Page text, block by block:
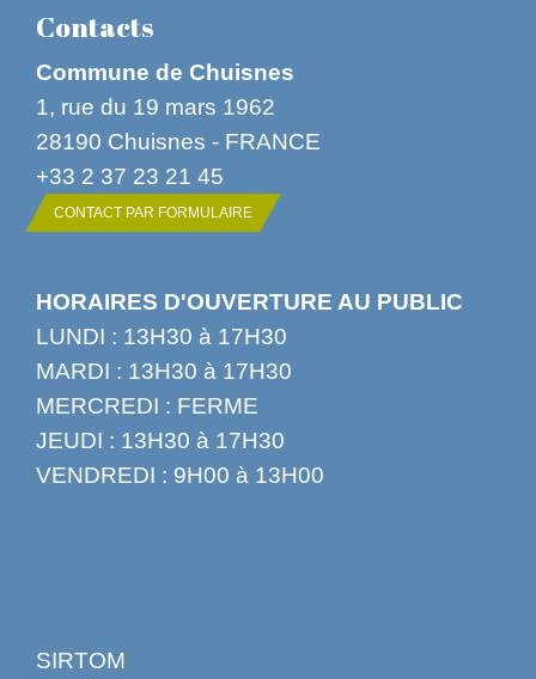
Contacts
Commune de Chuisnes
1, rue du 19 mars 1962
28190 Chuisnes - FRANCE
+33 2 37 23 21 45
CONTACT PAR FORMULAIRE
HORAIRES D'OUVERTURE AU PUBLIC
LUNDI : 13H30 à 17H30
MARDI : 13H30 à 17H30
MERCREDI : FERME
JEUDI : 13H30 à 17H30
VENDREDI : 9H00 à 13H00
SIRTOM